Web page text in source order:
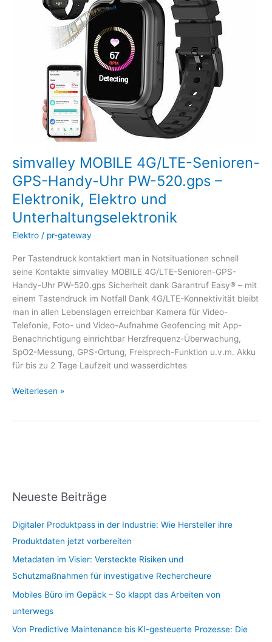
simvalley MOBILE 4G/LTE-Senioren-
GPS-Handy-Uhr PW-520.gps –
Elektronik, Elektro und
Unterhaltungselektronik
Elektro / pr-gateway
Per Tastendruck kontaktiert man in Notsituationen schnell
seine Kontakte simvalley MOBILE 4G/LTE-Senioren-GPS-
Handy-Uhr PW-520.gps Sicherheit dank Garantruf Easy® – mit
einem Tastendruck im Notfall Dank 4G/LTE-Konnektivität bleibt
man in allen Lebenslagen erreichbar Kamera für Video-
Telefonie, Foto- und Video-Aufnahme Geofencing mit App-
Benachrichtigung einrichtbar Herzfrequenz-Überwachung,
SpO2-Messung, GPS-Ortung, Freisprech-Funktion u.v.m. Akku
für bis zu 2 Tage Laufzeit und wasserdichtes
Senioren-
Elektronik,
Unterhaltungselektronik
Weiterlesen »
Neueste Beiträge
Digitaler Produktpass in der Industrie: Wie Hersteller ihre
Produktdaten jetzt vorbereiten
Metadaten im Visier: Versteckte Risiken und
Schutzmaßnahmen für investigative Rechercheure
Mobiles Büro im Gepäck – So klappt das Arbeiten von
unterwegs
Von Predictive Maintenance bis KI-gesteuerte Prozesse: Die